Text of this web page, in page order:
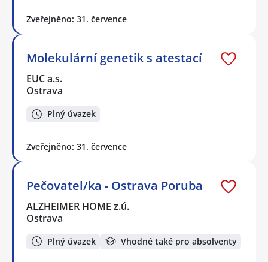
Zveřejněno: 31. července
Molekulární genetik s atestací
EUC a.s.
Ostrava
Plný úvazek
Zveřejněno: 31. července
Pečovatel/ka - Ostrava Poruba
ALZHEIMER HOME z.ú.
Ostrava
Plný úvazek Vhodné také pro absolventy